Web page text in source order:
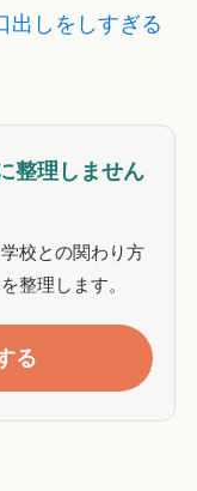
出しをしすぎる
整理しません
校との関わり方
整理します。
る